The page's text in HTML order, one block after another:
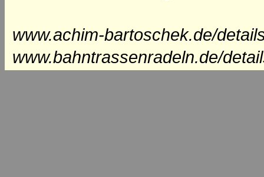
www.achim-bartoschek.de/
www.bahntrassenradeln.de/